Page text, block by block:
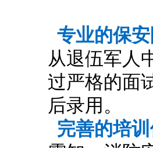
专业的保
从退伍军人
过严格的面
后录用。
完善的培